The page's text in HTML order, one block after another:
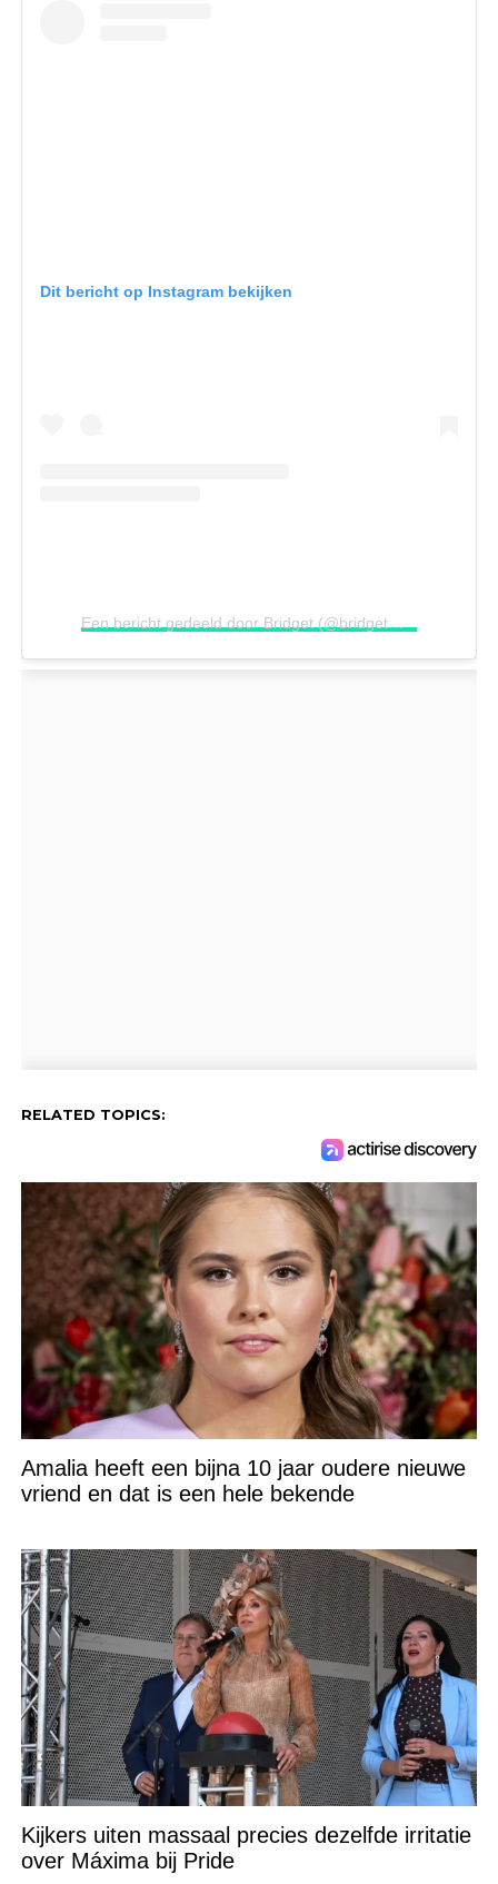
Dit bericht op Instagram bekijken
RELATED TOPICS:
Amalia heeft een bijna 10 jaar oudere nieuwe
vriend en dat is een hele bekende
Kijkers uiten massaal precies dezelfde irritatie
over Máxima bij Pride